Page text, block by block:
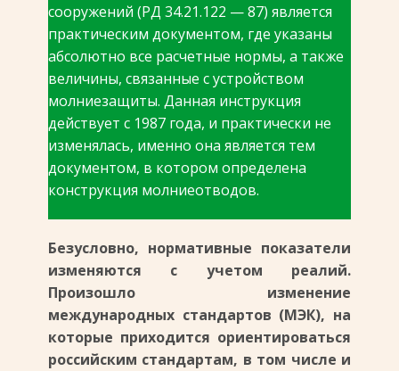
сооружений (РД 34.21.122 — 87) является
практическим документом, где указаны
абсолютно все расчетные нормы, а также
величины, связанные с устройством
молниезащиты. Данная инструкция
действует с 1987 года, и практически не
изменялась, именно она является тем
документом, в котором определена
конструкция молниеотводов.
Безусловно, нормативные показатели
изменяются с учетом реалий.
Произошло изменение
международных стандартов (МЭК), на
которые приходится ориентироваться
российским стандартам, в том числе и